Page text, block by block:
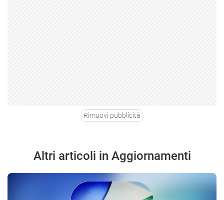
Rimuovi pubblicità
Altri articoli in Aggiornamenti